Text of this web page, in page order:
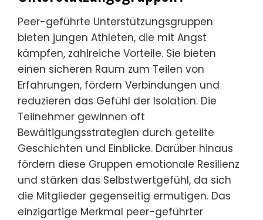
Peer-geführte Unterstützungsgruppen
bieten jungen Athleten, die mit Angst
kämpfen, zahlreiche Vorteile. Sie bieten
einen sicheren Raum zum Teilen von
Erfahrungen, fördern Verbindungen und
reduzieren das Gefühl der Isolation. Die
Teilnehmer gewinnen oft
Bewältigungsstrategien durch geteilte
Geschichten und Einblicke. Darüber hinaus
fördern diese Gruppen emotionale Resilienz
und stärken das Selbstwertgefühl, da sich
die Mitglieder gegenseitig ermutigen. Das
einzigartige Merkmal peer-geführter